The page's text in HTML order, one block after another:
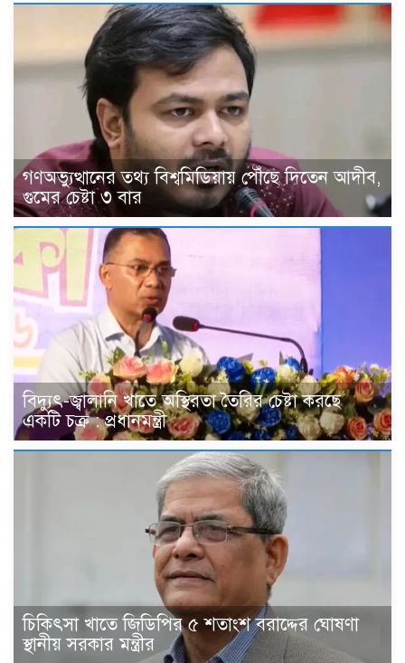
গণঅভ্যুত্থানের তথ্য বিশ্বমিডিয়ায় পৌঁছে দিতেন আদীব,
গুমের চেষ্টা ৩ বার
বিদ্যুৎ-জ্বালানি খাতে অস্থিরতা তৈরির চেষ্টা করছে
একটি চক্র : প্রধানমন্ত্রী
চিকিৎসা খাতে জিডিপির ৫ শতাংশ বরাদ্দের ঘোষণা
স্থানীয় সরকার মন্ত্রীর